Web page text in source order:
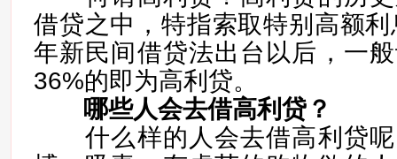
借贷之中，特指索取特别高额
年新民间借贷法出台以后，一
36%的即为高利贷。
哪些人会去借高利贷？
什么样的人会去借高利贷呢